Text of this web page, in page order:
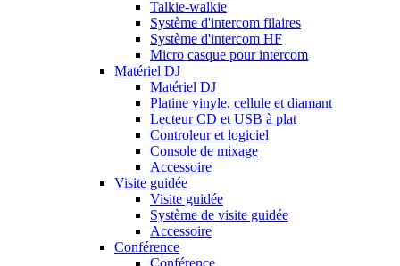
Talkie-walkie
Système d'intercom filaires
Système d'intercom HF
Micro casque pour intercom
Matériel DJ
Matériel DJ
Platine vinyle, cellule et diamant
Lecteur CD et USB à plat
Controleur et logiciel
Console de mixage
Accessoire
Visite guidée
Visite guidée
Système de visite guidée
Accessoire
Conférence
Conférence